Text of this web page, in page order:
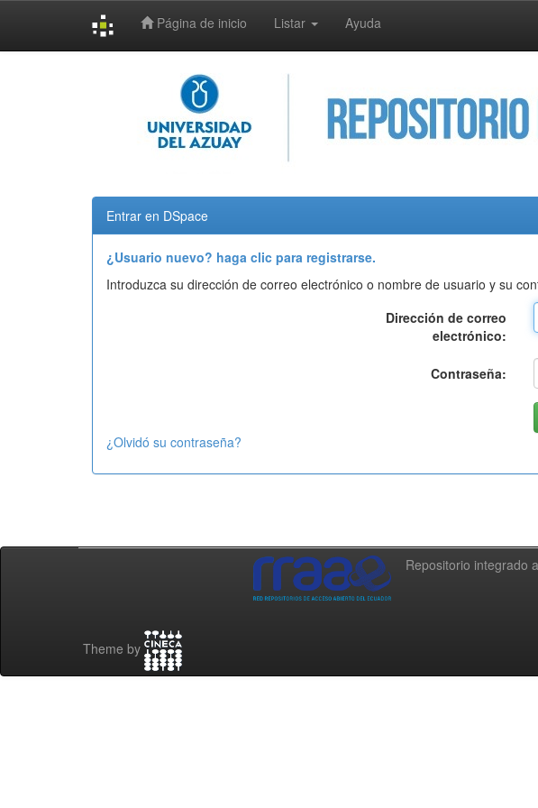
Página de inicio Listar Ayuda
Entrar en DSpace
¿Usuario nuevo? haga clic para registrarse.
Introduzca su dirección de correo electrónico o nombre de usuario y su
Dirección de correo
electrónico:
Contraseña:
¿Olvidó su contraseña?
Repositorio integrado
Theme by